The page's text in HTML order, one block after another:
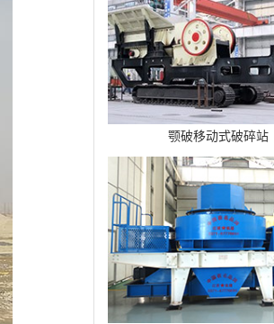
颚破移动式破碎站